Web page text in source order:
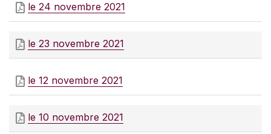
le 24 novembre 2021
le 23 novembre 2021
le 12 novembre 2021
le 10 novembre 2021